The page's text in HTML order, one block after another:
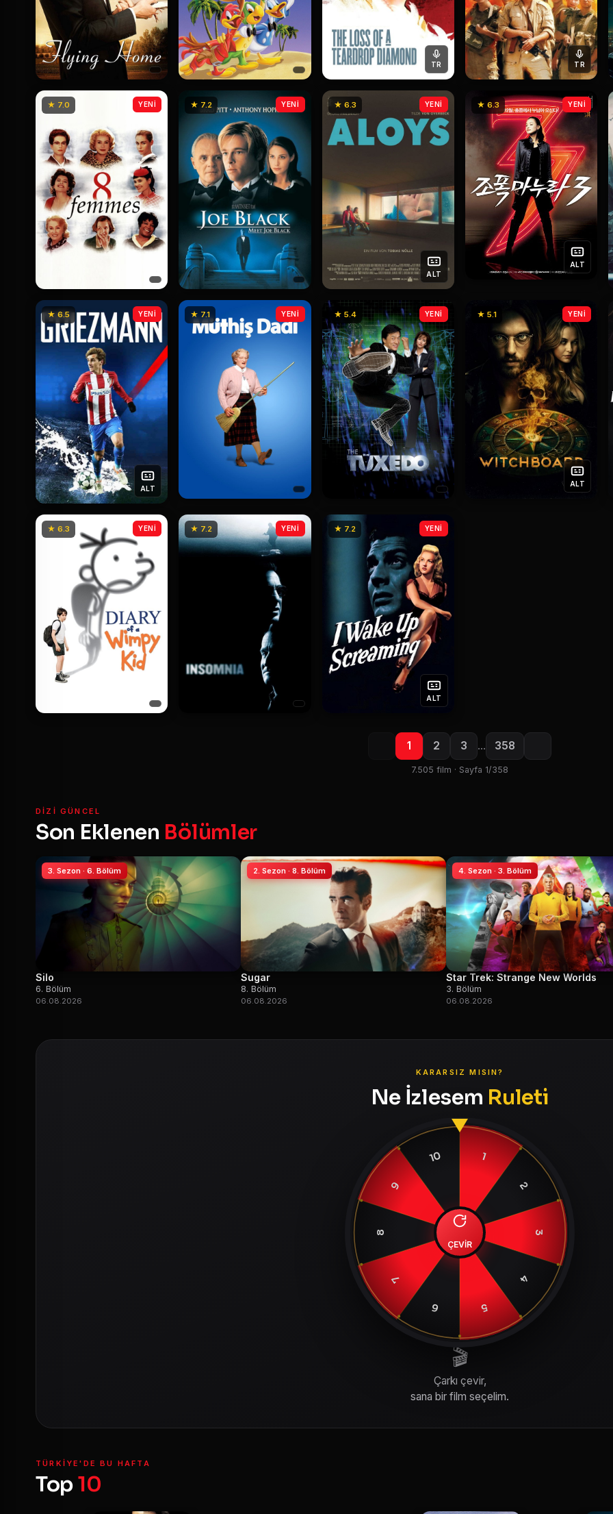
TR TR
★ 7.0 YENİ ★ 7.2 YENİ ★ 6.3
ALT
YENİ ★ 6.3
ALT
YENİ
★ 6.5
ALT
YENİ ★ 7.1 YENİ ★ 5.4 YENİ ★ 5.1
ALT
YENİ
★ 6.3 YENİ ★ 7.2 YENİ ★ 7.2
ALT
YENİ
1 2 3 … 358
7.505 film · Sayfa 1/358
DIZI GÜNCEL
Son Eklenen Bölümler
3. Sezon · 6. Bölüm
Silo
6. Bölüm
06.08.2026
2. Sezon · 8. Bölüm
Sugar
8. Bölüm
06.08.2026
4. Sezon · 3. Bölüm
Star Trek: Strange New Worlds
3. Bölüm
06.08.2026
KARARSIZ MISIN?
Ne İzlesem Ruleti
1
2
3
4
5
6
7
8
9
10
ÇEVİR
🎬
Çarkı çevir,
sana bir film seçelim.
TÜRKIYE'DE BU HAFTA
Top10